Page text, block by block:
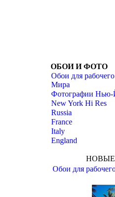
ОБОИ И ФОТО
Обои для
Мира
Фотографии Нью-
New York Hi Res
Russia
France
Italy
England
НОВЫЕ
Обои для